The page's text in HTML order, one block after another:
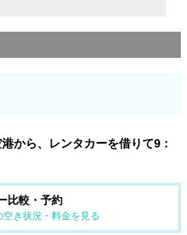
から、レンタカーを借りて9：
比較・予約
き状況・料金を見る